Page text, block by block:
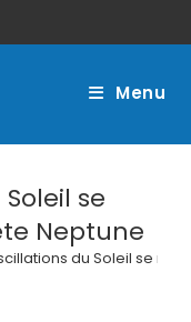
Menu
se
Neptune
du Soleil se